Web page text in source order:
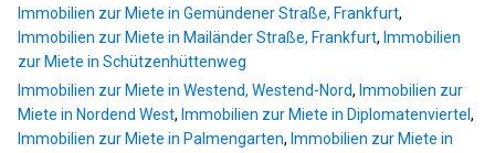
Immobilien zur Miete in Gemündener Straße, Frankfurt,
Immobilien zur Miete in Mailänder Straße, Frankfurt, Immobilien
zur Miete in Schützenhüttenweg
Immobilien zur Miete in Westend, Westend-Nord, Immobilien zur
Miete in Nordend West, Immobilien zur Miete in Diplomatenviertel ,
Immobilien zur Miete in Palmengarten, Immobilien zur Miete in